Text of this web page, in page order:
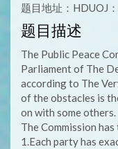
题目地址：HDUOJ：
题目描述
The Public Peace
Parliament of The
according to The
of the obstacles is
on with some others.
The Commission
1.Each party has